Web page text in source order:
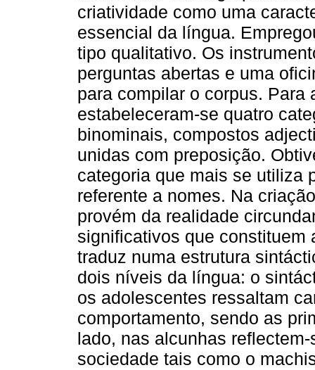
criatividade como uma
essencial da língua.
tipo qualitativo. Os
perguntas abertas e uma
para compilar o corpus. Para
estabeleceram-se quatro
binominais, compostos
unidas com preposição.
categoria que mais se utiliza
referente a nomes. Na
provém da realidade
significativos que constituem
traduz numa estrutura
dois níveis da língua: o
os adolescentes ressaltam
comportamento, sendo as
lado, nas alcunhas
sociedade tais como o